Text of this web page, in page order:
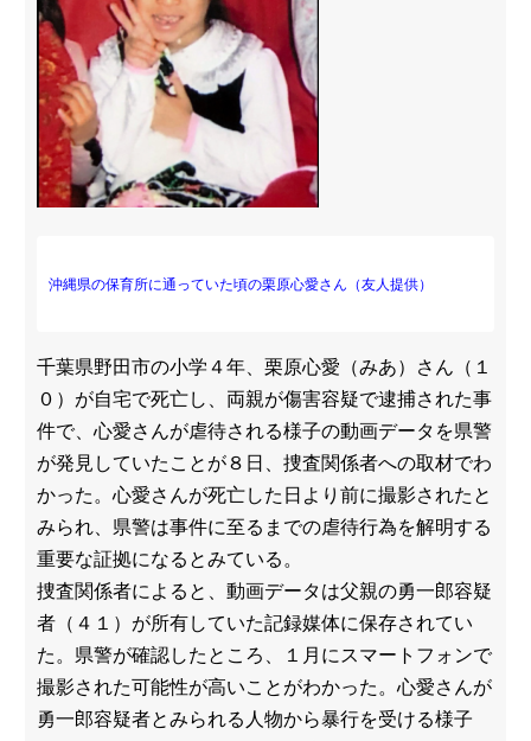
沖縄県の保育所に通っていた頃の栗原心愛さん（友人提供）
千葉県野田市の小学４年、栗原心愛（みあ）さん（１
０）が自宅で死亡し、両親が傷害容疑で逮捕された事
件で、心愛さんが虐待される様子の動画データを県警
が発見していたことが８日、捜査関係者への取材でわ
かった。心愛さんが死亡した日より前に撮影されたと
みられ、県警は事件に至るまでの虐待行為を解明する
重要な証拠になるとみている。
捜査関係者によると、動画データは父親の勇一郎容疑
者（４１）が所有していた記録媒体に保存されてい
た。県警が確認したところ、１月にスマートフォンで
撮影された可能性が高いことがわかった。心愛さんが
勇一郎容疑者とみられる人物から暴行を受ける様子